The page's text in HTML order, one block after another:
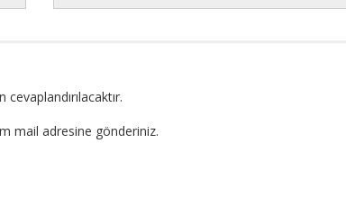
mail adresine gönderiniz.